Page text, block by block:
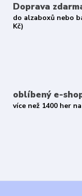
Doprava
do alzaboxů nebo
Kč)
oblíbený e-
více než 1400 her